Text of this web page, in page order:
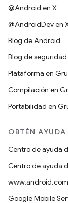
@Android en X
@AndroidDev en
Blog de Android
Blog de
Plataforma en
Compilación en
Portabilidad en
OBTÉN AYUDA
Centro de ayuda
Centro de ayuda
www.android.com
Google Mobile